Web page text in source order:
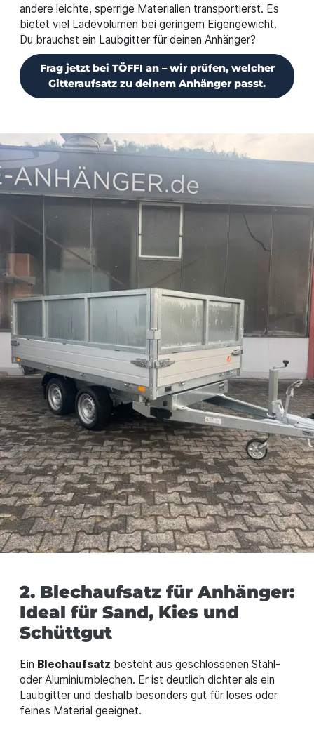
andere leichte, sperrige Materialien transportierst. Es
bietet viel Ladevolumen bei geringem Eigengewicht.
Du brauchst ein Laubgitter für deinen Anhänger?
Frag jetzt bei TÖFFI an – wir prüfen, welcher
Gitteraufsatz zu deinem Anhänger passt.
2. Blechaufsatz für Anhänger:
Ideal für Sand, Kies und
Schüttgut
Ein Blechaufsatz besteht aus geschlossenen Stahl-
oder Aluminiumblechen. Er ist deutlich dichter als ein
Laubgitter und deshalb besonders gut für loses oder
feines Material geeignet.